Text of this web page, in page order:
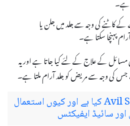
کاٹنے کی وجہ سے جلد میں جلن یا
کے علاج کے لئے کیا جاتا ہے اور یہ
جس کی وجہ سے مریض کو جلد آرام ملتا ہے۔
Avil Syrup کیا ہے اور کیوں استعمال
اور سائیڈ ایفیکٹس